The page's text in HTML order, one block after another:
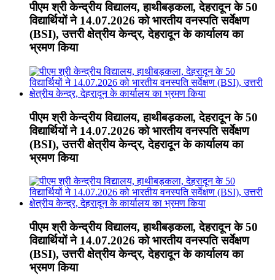
पीएम श्री केन्द्रीय विद्यालय, हाथीबड़कला, देहरादून के 50
विद्यार्थियों ने 14.07.2026 को भारतीय वनस्पति सर्वेक्षण
(BSI), उत्तरी क्षेत्रीय केन्द्र, देहरादून के कार्यालय का
भ्रमण किया
पीएम श्री केन्द्रीय विद्यालय, हाथीबड़कला, देहरादून के 50
विद्यार्थियों ने 14.07.2026 को भारतीय वनस्पति सर्वेक्षण
(BSI), उत्तरी क्षेत्रीय केन्द्र, देहरादून के कार्यालय का
भ्रमण किया
पीएम श्री केन्द्रीय विद्यालय, हाथीबड़कला, देहरादून के 50
विद्यार्थियों ने 14.07.2026 को भारतीय वनस्पति सर्वेक्षण
(BSI), उत्तरी क्षेत्रीय केन्द्र, देहरादून के कार्यालय का
भ्रमण किया